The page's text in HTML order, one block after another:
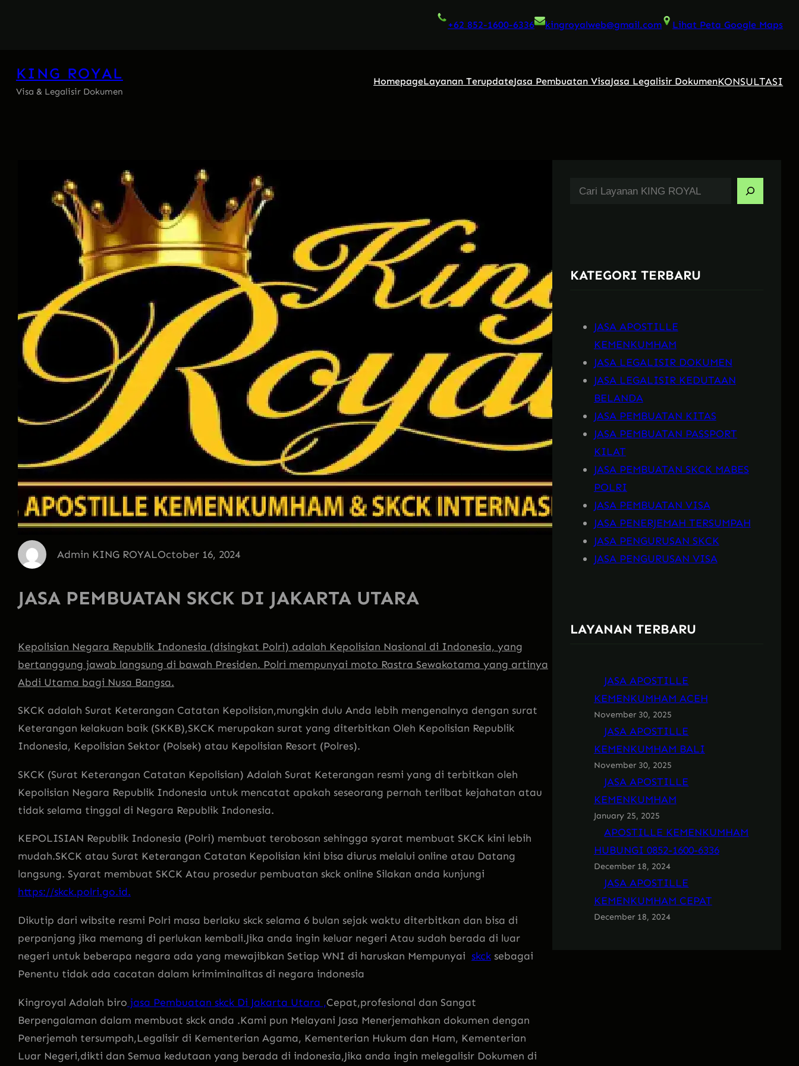
+62 852-1600-6336 kingroyalweb@gmail.com Lihat Peta Google Maps
KING ROYAL
Visa & Legalisir Dokumen
HomepageLayanan TerupdateJasa Pembuatan VisaJasa Legalisir DokumenKONSULTASI
Admin KING ROYALOctober 16, 2024
JASA PEMBUATAN SKCK DI JAKARTA UTARA
Kepolisian Negara Republik Indonesia (disingkat Polri) adalah Kepolisian Nasional di Indonesia, yang
bertanggung jawab langsung di bawah Presiden. Polri mempunyai moto Rastra Sewakotama yang artinya
Abdi Utama bagi Nusa Bangsa.
SKCK adalah Surat Keterangan Catatan Kepolisian,mungkin dulu Anda lebih mengenalnya dengan surat
Keterangan kelakuan baik (SKKB),SKCK merupakan surat yang diterbitkan Oleh Kepolisian Republik
Indonesia, Kepolisian Sektor (Polsek) atau Kepolisian Resort (Polres).
SKCK (Surat Keterangan Catatan Kepolisian) Adalah Surat Keterangan resmi yang di terbitkan oleh
Kepolisian Negara Republik Indonesia untuk mencatat apakah seseorang pernah terlibat kejahatan atau
tidak selama tinggal di Negara Republik Indonesia.
KEPOLISIAN Republik Indonesia (Polri) membuat terobosan sehingga syarat membuat SKCK kini lebih
mudah.SKCK atau Surat Keterangan Catatan Kepolisian kini bisa diurus melalui online atau Datang
langsung. Syarat membuat SKCK Atau prosedur pembuatan skck online Silakan anda kunjungi
https://skck.polri.go.id.
Dikutip dari wibsite resmi Polri masa berlaku skck selama 6 bulan sejak waktu diterbitkan dan bisa di
perpanjang jika memang di perlukan kembali.Jika anda ingin keluar negeri Atau sudah berada di luar
negeri untuk beberapa negara ada yang mewajibkan Setiap WNI di haruskan Mempunyai skck sebagai
Penentu tidak ada cacatan dalam krimiminalitas di negara indonesia
Kingroyal Adalah biro jasa Pembuatan skck Di Jakarta Utara ,Cepat,profesional dan Sangat
Berpengalaman dalam membuat skck anda .Kami pun Melayani Jasa Menerjemahkan dokumen dengan
Penerjemah tersumpah,Legalisir di Kementerian Agama, Kementerian Hukum dan Ham, Kementerian
Luar Negeri,dikti dan Semua kedutaan yang berada di indonesia,Jika anda ingin melegalisir Dokumen di
h
KATEGORI TERBARU
JASA APOSTILLE
KEMENKUMHAM
JASA LEGALISIR DOKUMEN
JASA LEGALISIR KEDUTAAN
BELANDA
JASA PEMBUATAN KITAS
JASA PEMBUATAN PASSPORT
KILAT
JASA PEMBUATAN SKCK MABES
POLRI
JASA PEMBUATAN VISA
JASA PENERJEMAH TERSUMPAH
JASA PENGURUSAN SKCK
JASA PENGURUSAN VISA
LAYANAN TERBARU
JASA APOSTILLE
KEMENKUMHAM ACEH
November 30, 2025
JASA APOSTILLE
KEMENKUMHAM BALI
November 30, 2025
JASA APOSTILLE
KEMENKUMHAM
January 25, 2025
APOSTILLE KEMENKUMHAM
HUBUNGI 0852-1600-6336
December 18, 2024
JASA APOSTILLE
KEMENKUMHAM CEPAT
December 18, 2024